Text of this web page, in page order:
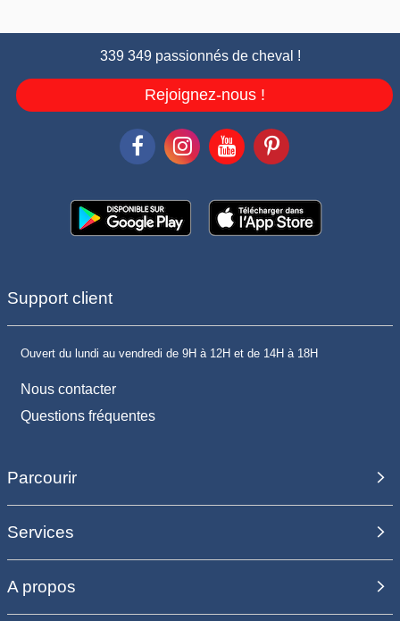
339 349 passionnés de cheval !
Rejoignez-nous !
Support client
Ouvert du lundi au vendredi de 9H à 12H et de 14H à 18H
Nous contacter
Questions fréquentes
Parcourir
Services
A propos